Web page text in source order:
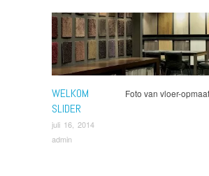
WELKOM
SLIDER
juli 16, 2014
admin
Foto van vloer-